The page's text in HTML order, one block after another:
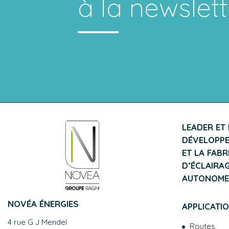
à la
NOVÉA ÉNERGIES
4 rue G J Mendel
LEADER ET
ET LA
AUTONOME
Routes